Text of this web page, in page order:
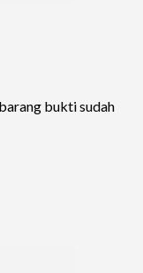
bukti sudah